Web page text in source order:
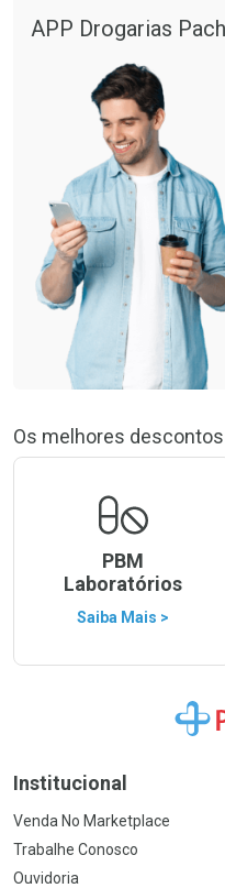
Comprar sem Desconto
Comprar sem Desconto
Por R$ 28,88/cada
APP Drogarias
Os melhores
PBM
Laboratórios
Saiba Mais >
Ir
Institucional
Venda No Marketplace
Trabalhe Conosco
Ouvidoria